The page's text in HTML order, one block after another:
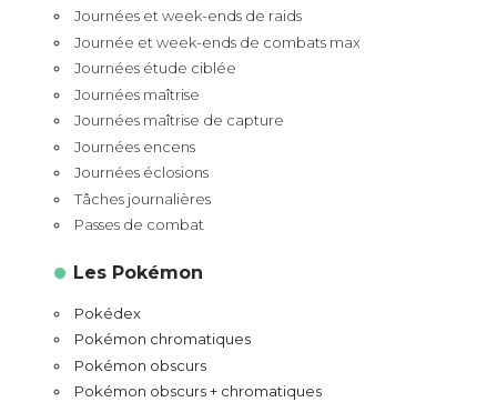
Journées et week-ends de raids
Journée et week-ends de combats max
Journées étude ciblée
Journées maîtrise
Journées maîtrise de capture
Journées encens
Journées éclosions
Tâches journalières
Passes de combat
Les Pokémon
Pokédex
Pokémon chromatiques
Pokémon obscurs
Pokémon obscurs + chromatiques